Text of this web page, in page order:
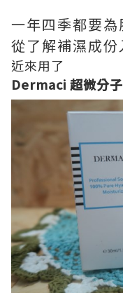
一年四季都要
從了解補濕成份
近來用了
Dermaci 超微分